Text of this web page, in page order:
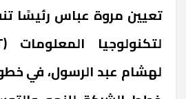
تعيين مروة عباس رئيسًا
لهشام عبد الرسول، في